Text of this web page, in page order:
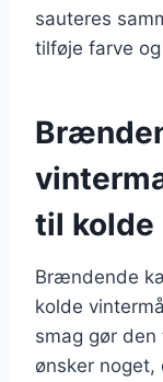
sauteres
tilføje farve
til kolde
Brændende
kolde
smag gør
ønsker noget,